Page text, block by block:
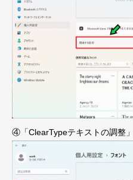
④「ClearTypeテキストの調整